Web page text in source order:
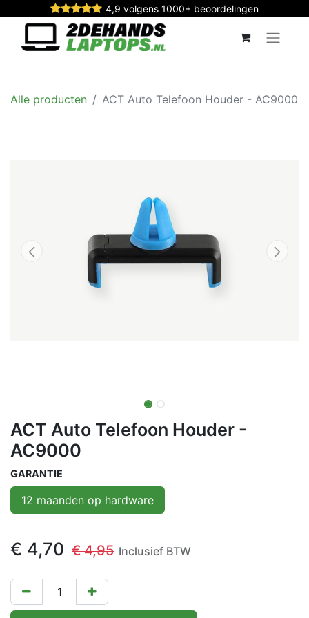
4,9 volgens 1000+ beoordelingen
Alle producten ACT Auto Telefoon Houder - AC9000
ACT Auto Telefoon Houder -
AC9000
GARANTIE
12 maanden op hardware
€ 4,70 €4,95 Inclusief BTW